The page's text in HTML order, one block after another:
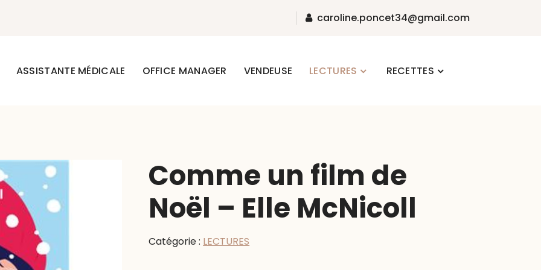
caroline.poncet34@gmail.com
ASSISTANTE MÉDICALE OFFICE MANAGER VENDEUSE LECTURES RECETTES
Comme un film de
Noël – Elle McNicoll
Catégorie : LECTURES